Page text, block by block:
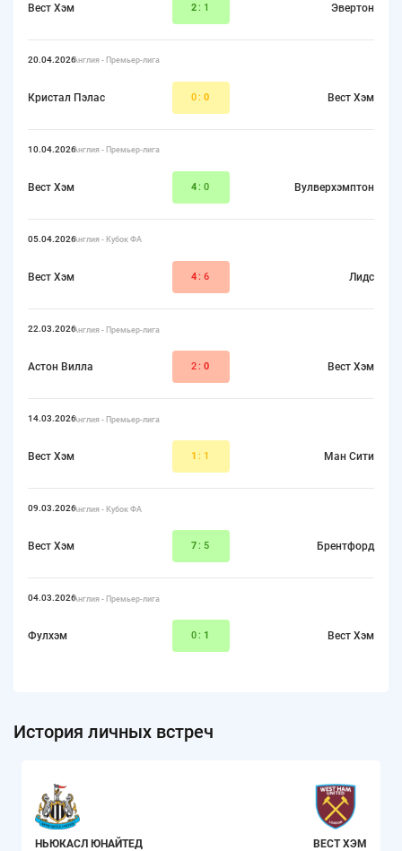
Вест Хэм 2:1 Эвертон
20.04.2026Англия - Премьер-лига
Кристал Пэлас 0: 0 Вест Хэм
10.04.2026Англия - Премьер-лига
Вест Хэм 4:0 Вулверхэмптон
05.04.2026Англия - Кубок ФА
Вест Хэм 4:6 Лидс
22.03.2026Англия - Премьер-лига
Астон Вилла 2: 0 Вест Хэм
14.03.2026Англия - Премьер-лига
Вест Хэм 1:1 Ман Сити
09.03.2026Англия - Кубок ФА
Вест Хэм 7:5 Брентфорд
04.03.2026Англия - Премьер-лига
Фулхэм 0: 1 Вест Хэм
История личных встреч
НЬЮКАСЛ ЮНАЙТЕД ВЕСТ ХЭМ